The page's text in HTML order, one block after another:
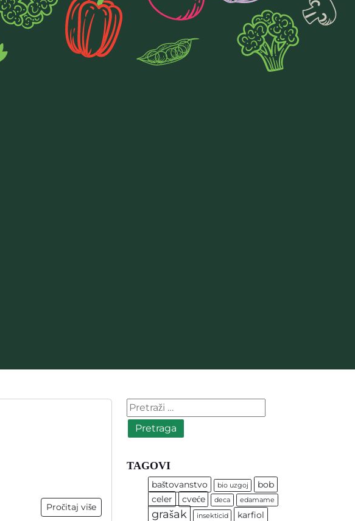
Pročitaj više
Pretraga:
TAGOVI
baštovanstvo bio uzgoj
bob
celer
cveće deca edamame
grašak insekticid karfiol